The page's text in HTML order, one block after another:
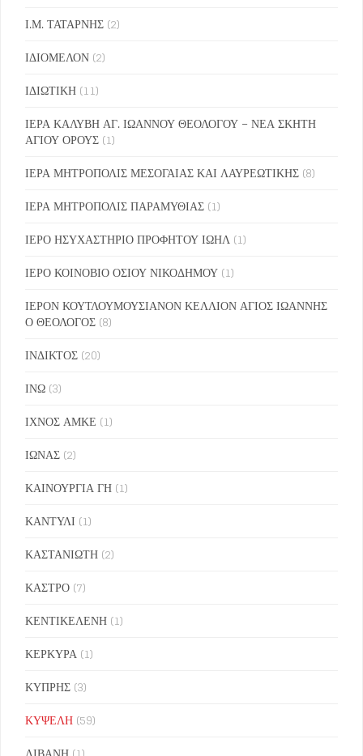
Ι.Μ. ΤΑΤΑΡΝΗΣ (2)
ΙΔΙΟΜΕΛΟΝ (2)
ΙΔΙΩΤΙΚΗ (11)
ΙΕΡΑ ΚΑΛΥΒΗ ΑΓ. ΙΩΑΝΝΟΥ ΘΕΟΛΟΓΟΥ – ΝΕΑ ΣΚΗΤΗ
ΑΓΙΟΥ ΟΡΟΥΣ (1)
ΙΕΡΑ ΜΗΤΡΟΠΟΛΙΣ ΜΕΣΟΓΑΙΑΣ ΚΑΙ ΛΑΥΡΕΩΤΙΚΗΣ (8)
ΙΕΡΑ ΜΗΤΡΟΠΟΛΙΣ ΠΑΡΑΜΥΘΙΑΣ (1)
ΙΕΡΟ ΗΣΥΧΑΣΤΗΡΙΟ ΠΡΟΦΗΤΟΥ ΙΩΗΛ (1)
ΙΕΡΟ ΚΟΙΝΟΒΙΟ ΟΣΙΟΥ ΝΙΚΟΔΗΜΟΥ (1)
ΙΕΡΟΝ ΚΟΥΤΛΟΥΜΟΥΣΙΑΝΟΝ ΚΕΛΛΙΟΝ ΑΓΙΟΣ ΙΩΑΝΝΗΣ
Ο ΘΕΟΛΟΓΟΣ (8)
ΙΝΔΙΚΤΟΣ (20)
ΙΝΩ (3)
ΙΧΝΟΣ ΑΜΚΕ (1)
ΙΩΝΑΣ (2)
ΚΑΙΝΟΥΡΓΙΑ ΓΗ (1)
ΚΑΝΤΥΛΙ (1)
ΚΑΣΤΑΝΙΩΤΗ (2)
ΚΑΣΤΡΟ (7)
ΚΕΝΤΙΚΕΛΕΝΗ (1)
ΚΕΡΚΥΡΑ (1)
ΚΥΠΡΗΣ (3)
ΚΥΨΕΛΗ (59)